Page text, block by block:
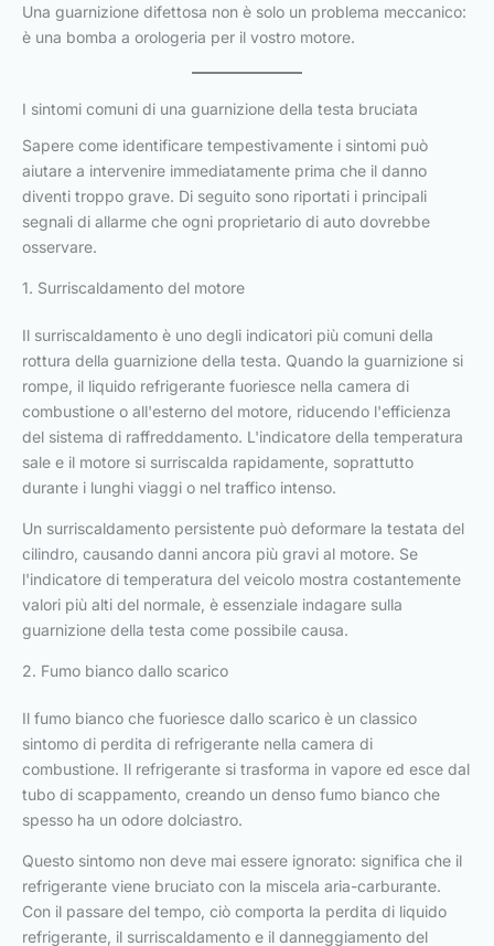
Una guarnizione difettosa non è solo un problema meccanico:
è una bomba a orologeria per il vostro motore.
I sintomi comuni di una guarnizione della testa bruciata
Sapere come identificare tempestivamente i sintomi può
aiutare a intervenire immediatamente prima che il danno
diventi troppo grave. Di seguito sono riportati i principali
segnali di allarme che ogni proprietario di auto dovrebbe
osservare.
1. Surriscaldamento del motore
Il surriscaldamento è uno degli indicatori più comuni della
rottura della guarnizione della testa. Quando la guarnizione si
rompe, il liquido refrigerante fuoriesce nella camera di
combustione o all'esterno del motore, riducendo l'efficienza
del sistema di raffreddamento. L'indicatore della temperatura
sale e il motore si surriscalda rapidamente, soprattutto
durante i lunghi viaggi o nel traffico intenso.
Un surriscaldamento persistente può deformare la testata del
cilindro, causando danni ancora più gravi al motore. Se
l'indicatore di temperatura del veicolo mostra costantemente
valori più alti del normale, è essenziale indagare sulla
guarnizione della testa come possibile causa.
2. Fumo bianco dallo scarico
Il fumo bianco che fuoriesce dallo scarico è un classico
sintomo di perdita di refrigerante nella camera di
combustione. Il refrigerante si trasforma in vapore ed esce dal
tubo di scappamento, creando un denso fumo bianco che
spesso ha un odore dolciastro.
Questo sintomo non deve mai essere ignorato: significa che il
refrigerante viene bruciato con la miscela aria-carburante.
Con il passare del tempo, ciò comporta la perdita di liquido
refrigerante, il surriscaldamento e il danneggiamento del